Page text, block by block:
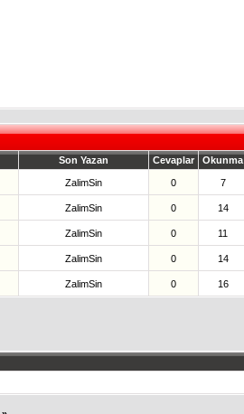
Son Yazan Cevaplar Okunma
ZalimSin 0 7
ZalimSin 0 14
ZalimSin 0 11
ZalimSin 0 14
ZalimSin 0 16